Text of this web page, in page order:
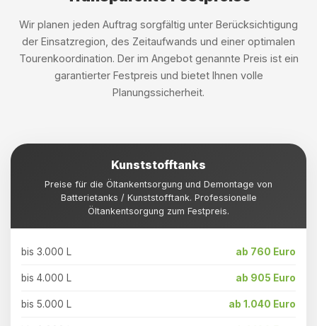
Wir planen jeden Auftrag sorgfältig unter Berücksichtigung
der Einsatzregion, des Zeitaufwands und einer optimalen
Tourenkoordination. Der im Angebot genannte Preis ist ein
garantierter Festpreis und bietet Ihnen volle
Planungssicherheit.
Kunststofftanks
Preise für die Öltankentsorgung und Demontage von
Batterietanks / Kunststofftank. Professionelle
Öltankentsorgung zum Festpreis.
bis 3.000 L ab 760 Euro
bis 4.000 L ab 905 Euro
bis 5.000 L ab 1.040 Euro